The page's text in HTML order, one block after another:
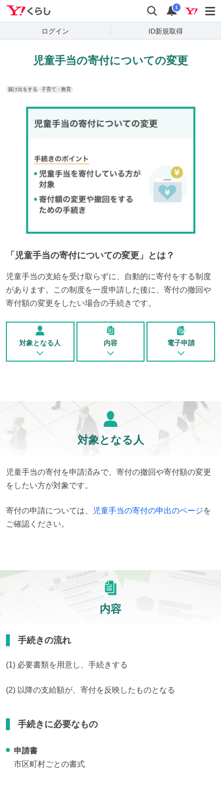
検索 通知
i
ログイン ID新規取得
児童手当の寄付についての変更
届け出をする 子育て・教育
「 児童手当の寄付についての変更 」とは？
児童手当の支給を受け取らずに、自動的に寄付をする制度
があります。この制度を一度申請した後に、寄付の撤回や
寄付額の変更をしたい場合の手続きです。
対象となる人 内容 電子申請
対象となる人
児童手当の寄付を申請済みで、寄付の撤回や寄付額の変更
をしたい方が対象です。
寄付の申請については、 児童手当の寄付の申出のページを
ご確認ください。
内容
手続きの流れ
(1) 必要書類を用意し、手続きする
(2) 以降の支給額が、寄付を反映したものとなる
手続きに必要なもの
申請書
市区町村ごとの書式